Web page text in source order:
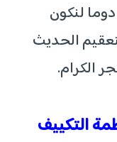
دوما لنكون
الحديث
الكرام.
التكييف